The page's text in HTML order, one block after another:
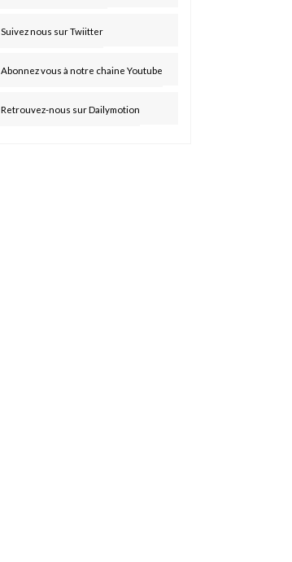
Suivez nous sur Twiitter
Abonnez vous à notre chaine Youtube
Retrouvez-nous sur Dailymotion